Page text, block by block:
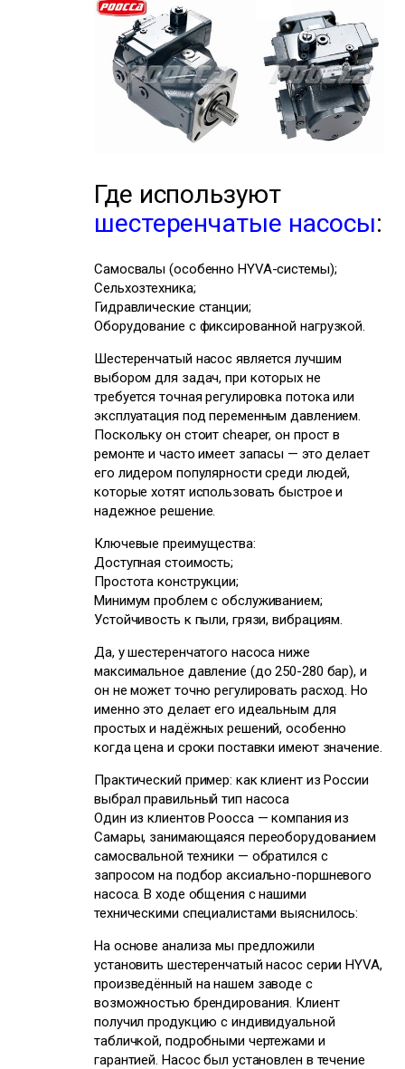
Где используют
шестеренчатые насосы:
Самосвалы (особенно HYVA-системы);
Сельхозтехника;
Гидравлические станции;
Оборудование с фиксированной нагрузкой.
Шестеренчатый насос является лучшим
выбором для задач, при которых не
требуется точная регулировка потока или
эксплуатация под переменным давлением.
Поскольку он стоит cheaper, он прост в
ремонте и часто имеет запасы — это делает
его лидером популярности среди людей,
которые хотят использовать быстрое и
надежное решение.
Ключевые преимущества:
Доступная стоимость;
Простота конструкции;
Минимум проблем с обслуживанием;
Устойчивость к пыли, грязи, вибрациям.
Да, у шестеренчатого насоса ниже
максимальное давление (до 250-280 бар), и
он не может точно регулировать расход. Но
именно это делает его идеальным для
простых и надёжных решений, особенно
когда цена и сроки поставки имеют значение.
Практический пример: как клиент из России
выбрал правильный тип насоса
Один из клиентов Poocca — компания из
Самары, занимающаяся переоборудованием
самосвальной техники — обратился с
запросом на подбор аксиально-поршневого
насоса. В ходе общения с нашими
техническими специалистами выяснилось:
На основе анализа мы предложили
установить шестеренчатый насос серии HYVA,
произведённый на нашем заводе с
возможностью брендирования. Клиент
получил продукцию с индивидуальной
табличкой, подробными чертежами и
гарантией. Насос был установлен в течение